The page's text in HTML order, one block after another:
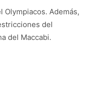
Olympiacos. Además,
del
del Maccabi.